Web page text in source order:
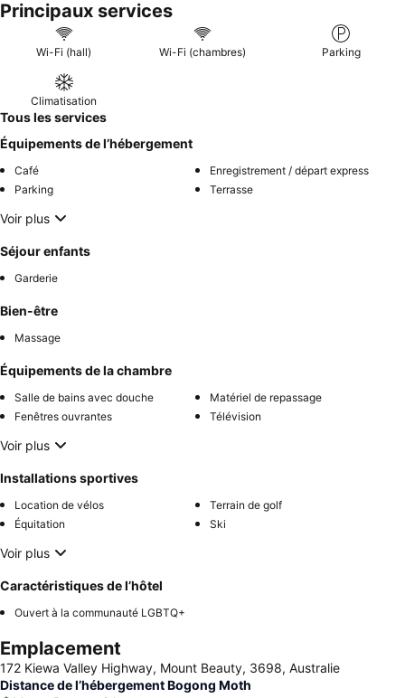
Principaux services
Wi-Fi (hall) Wi-Fi (chambres) Parking
Climatisation
Tous les services
Équipements de l’hébergement
Café
Enregistrement / départ express
Parking
Terrasse
Voir plus
Séjour enfants
Garderie
Bien-être
Massage
Équipements de la chambre
Salle de bains avec douche
Matériel de repassage
Fenêtres ouvrantes
Télévision
Voir plus
Installations sportives
Location de vélos
Terrain de golf
Équitation
Ski
Voir plus
Caractéristiques de l’hôtel
Ouvert à la communauté LGBTQ+
Emplacement
172 Kiewa Valley Highway, Mount Beauty, 3698, Australie
Distance de l’hébergement Bogong Moth